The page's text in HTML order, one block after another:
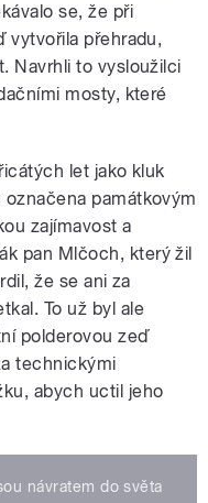
se, že při
vytvořila přehradu,
Navrhli to vysloužilci
mosty, které
let jako kluk
památkovým
zajímavost a
pan Mlčoch, který žil
že se ani za
To už byl ale
polderovou zeď
technickými
abych uctil jeho
návratem do světa